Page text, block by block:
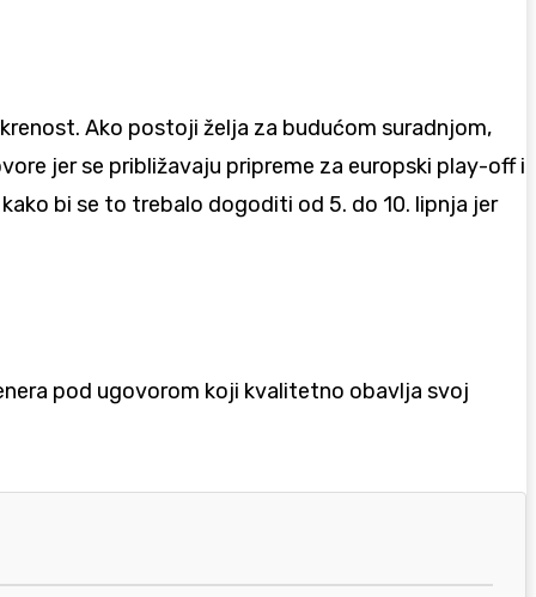
Ako postoji želja za budućom suradnjom,
jer se približavaju pripreme za europski play-off i
bi se to trebalo dogoditi od 5. do 10. lipnja jer
pod ugovorom koji kvalitetno obavlja svoj